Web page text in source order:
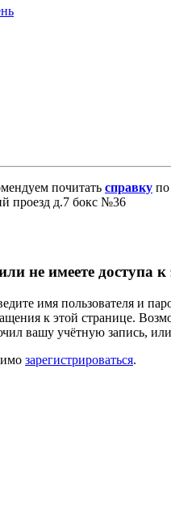
почитать справку
проезд д.7 бокс №36
не имеете доступа
имя пользователя и
к этой странице.
вашу учётную запись,
зарегистрироваться.